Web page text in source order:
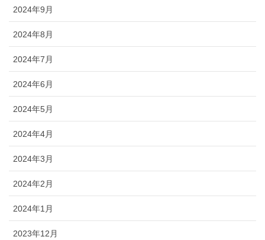
2024年9月
2024年8月
2024年7月
2024年6月
2024年5月
2024年4月
2024年3月
2024年2月
2024年1月
2023年12月